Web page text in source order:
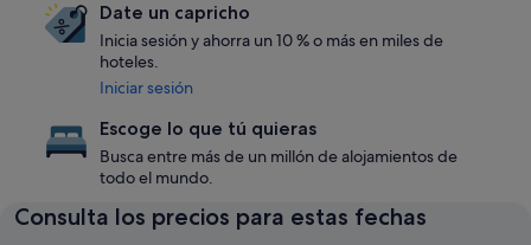
Date un capricho
Inicia sesión y ahorra un 10 % o más en miles de
hoteles.
Iniciar sesión
Escoge lo que tú quieras
Busca entre más de un millón de alojamientos de
todo el mundo.
Consulta los precios para estas fechas